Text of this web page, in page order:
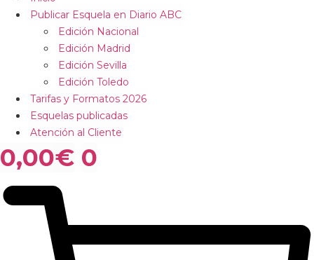
Publicar Esquela en Diario ABC
Edición Nacional
Edición Madrid
Edición Sevilla
Edición Toledo
Tarifas y Formatos 2026
Esquelas publicadas
Atención al Cliente
0,00€ 0